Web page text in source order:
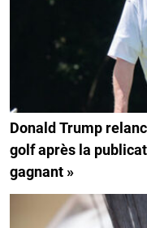
Donald Trump
golf après la
gagnant »